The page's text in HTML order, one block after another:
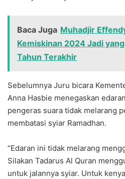
Baca Juga Muhadjir
Kemiskinan 2024 Jadi
Tahun Terakhir
Sebelumnya Juru bicara
Anna Hasbie menegaskan
pengeras suara tidak melarang
membatasi syiar Ramadhan.
“Edaran ini tidak melarang
Silakan Tadarus Al Quran
untuk jalannya syiar. Untuk